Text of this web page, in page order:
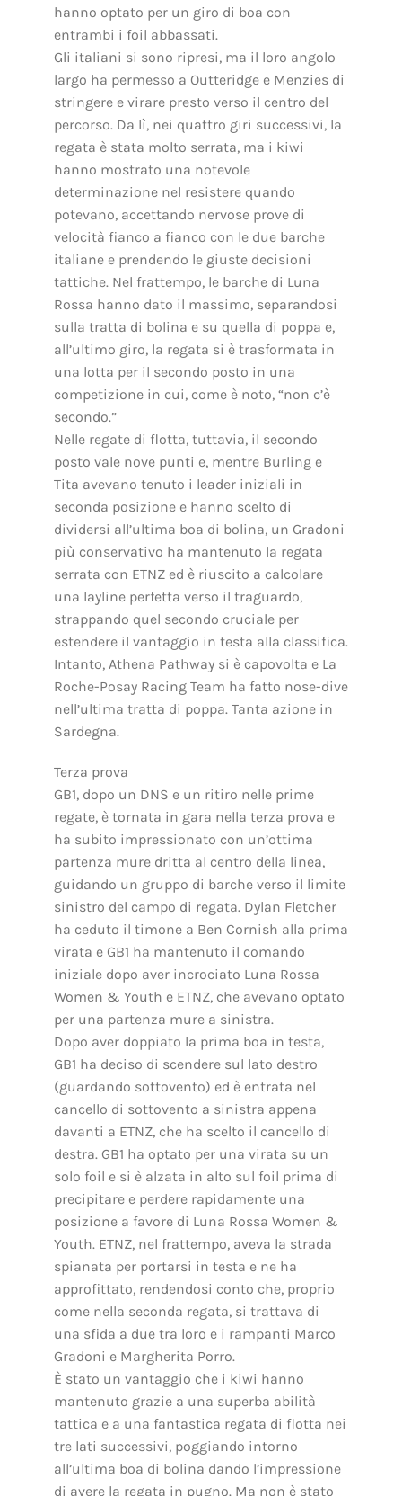
hanno optato per un giro di boa con
entrambi i foil abbassati.
Gli italiani si sono ripresi, ma il loro angolo
largo ha permesso a Outteridge e Menzies di
stringere e virare presto verso il centro del
percorso. Da lì, nei quattro giri successivi, la
regata è stata molto serrata, ma i kiwi
hanno mostrato una notevole
determinazione nel resistere quando
potevano, accettando nervose prove di
velocità fianco a fianco con le due barche
italiane e prendendo le giuste decisioni
tattiche. Nel frattempo, le barche di Luna
Rossa hanno dato il massimo, separandosi
sulla tratta di bolina e su quella di poppa e,
all’ultimo giro, la regata si è trasformata in
una lotta per il secondo posto in una
competizione in cui, come è noto, “non c’è
secondo.”
Nelle regate di flotta, tuttavia, il secondo
posto vale nove punti e, mentre Burling e
Tita avevano tenuto i leader iniziali in
seconda posizione e hanno scelto di
dividersi all’ultima boa di bolina, un Gradoni
più conservativo ha mantenuto la regata
serrata con ETNZ ed è riuscito a calcolare
una layline perfetta verso il traguardo,
strappando quel secondo cruciale per
estendere il vantaggio in testa alla classifica.
Intanto, Athena Pathway si è capovolta e La
Roche-Posay Racing Team ha fatto nose-dive
nell’ultima tratta di poppa. Tanta azione in
Sardegna.
Terza prova
GB1, dopo un DNS e un ritiro nelle prime
regate, è tornata in gara nella terza prova e
ha subito impressionato con un’ottima
partenza mure dritta al centro della linea,
guidando un gruppo di barche verso il limite
sinistro del campo di regata. Dylan Fletcher
ha ceduto il timone a Ben Cornish alla prima
virata e GB1 ha mantenuto il comando
iniziale dopo aver incrociato Luna Rossa
Women & Youth e ETNZ, che avevano optato
per una partenza mure a sinistra.
Dopo aver doppiato la prima boa in testa,
GB1 ha deciso di scendere sul lato destro
(guardando sottovento) ed è entrata nel
cancello di sottovento a sinistra appena
davanti a ETNZ, che ha scelto il cancello di
destra. GB1 ha optato per una virata su un
solo foil e si è alzata in alto sul foil prima di
precipitare e perdere rapidamente una
posizione a favore di Luna Rossa Women &
Youth. ETNZ, nel frattempo, aveva la strada
spianata per portarsi in testa e ne ha
approfittato, rendendosi conto che, proprio
come nella seconda regata, si trattava di
una sfida a due tra loro e i rampanti Marco
Gradoni e Margherita Porro.
È stato un vantaggio che i kiwi hanno
mantenuto grazie a una superba abilità
tattica e a una fantastica regata di flotta nei
tre lati successivi, poggiando intorno
all’ultima boa di bolina dando l’impressione
di avere la regata in pugno. Ma non è stato